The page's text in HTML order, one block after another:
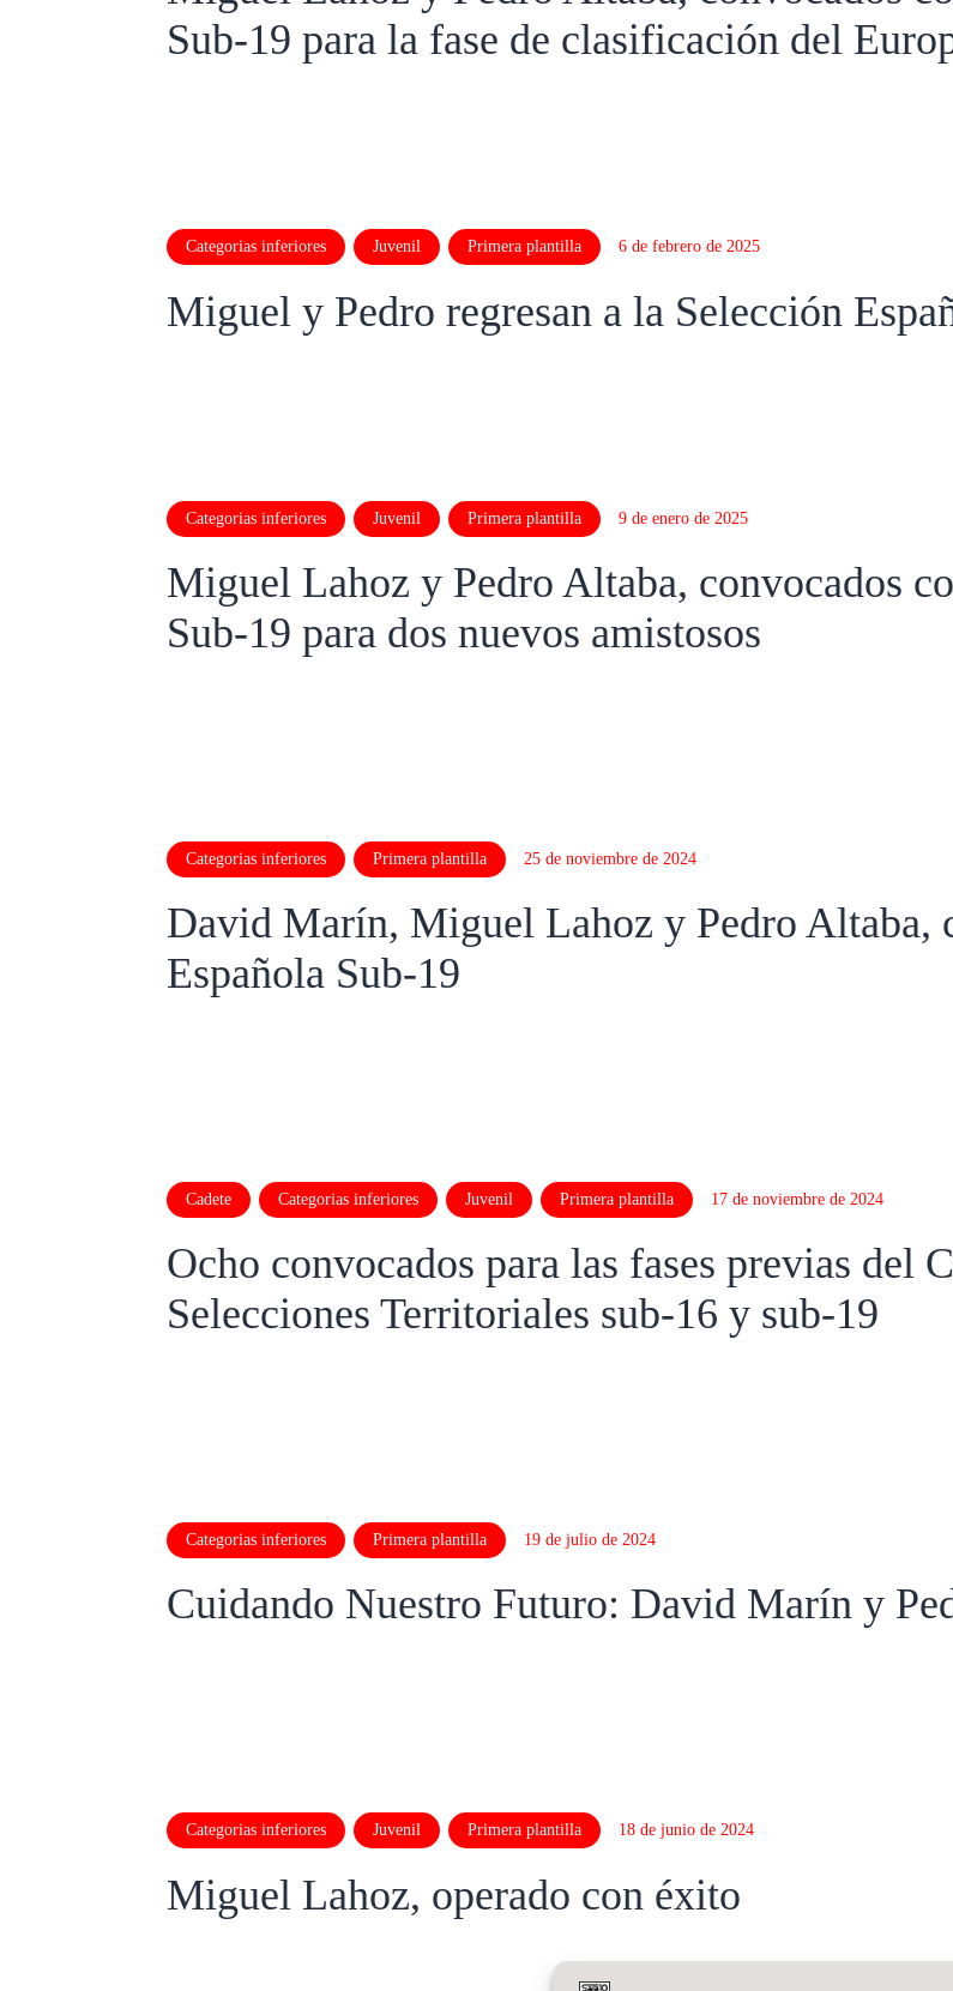
Sub-19 para la fase de clasificación del
Categorias inferiores Juvenil Primera plantilla 6 de febrero de 2025
Miguel y Pedro regresan a la Selección
Categorias inferiores Juvenil Primera plantilla 9 de enero de 2025
Miguel Lahoz y Pedro Altaba, convocados
Sub-19 para dos nuevos amistosos
Categorias inferiores Primera plantilla 25 de noviembre de 2024
David Marín, Miguel Lahoz y Pedro Altaba,
Española Sub-19
Cadete Categorias inferiores Juvenil Primera plantilla 17 de noviembre de 2024
Ocho convocados para las fases previas del
Selecciones Territoriales sub-16 y sub-19
Categorias inferiores Primera plantilla 19 de julio de 2024
Cuidando Nuestro Futuro: David Marín y
Categorias inferiores Juvenil Primera plantilla 18 de junio de 2024
Miguel Lahoz, operado con éxito